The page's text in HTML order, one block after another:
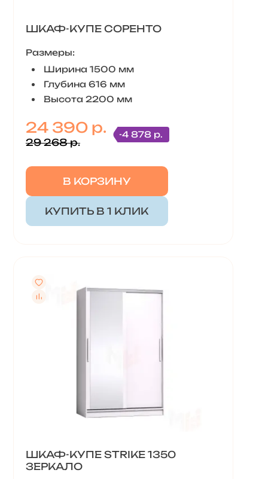
ШКАФ-КУПЕ СОРЕНТО
Размеры:
Ширина 1500 мм
Глубина 616 мм
Высота 2200 мм
24 390 р.
29 268 р.
-4 878 р.
В КОРЗИНУ
КУПИТЬ В 1 КЛИК
ШКАФ-КУПЕ STRIKE 1350
ЗЕРКАЛО